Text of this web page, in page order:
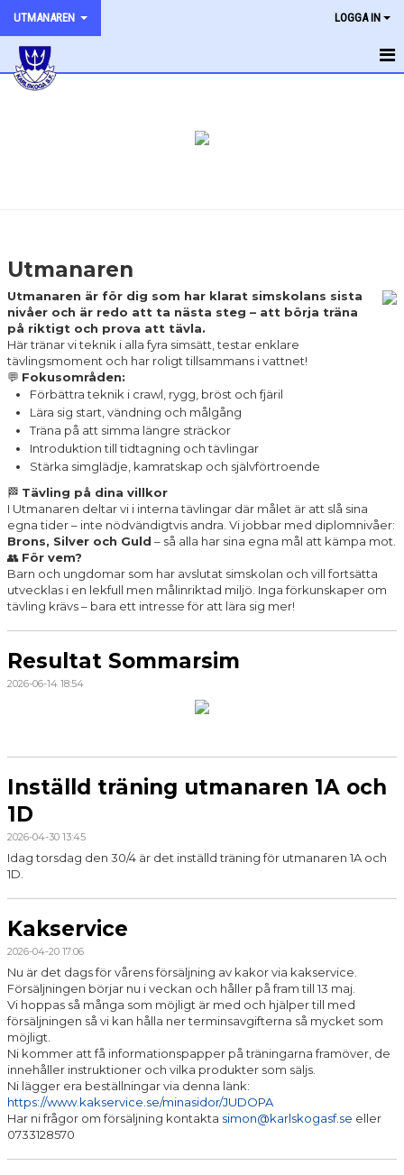
UTMANAREN LOGGA IN
HEM
Utmanaren
Utmanaren är för dig som har klarat simskolans sista
nivåer och är redo att ta nästa steg – att börja träna
på riktigt och prova att tävla.
Här tränar vi teknik i alla fyra simsätt, testar enklare
tävlingsmoment och har roligt tillsammans i vattnet!
💬 Fokusområden:
Förbättra teknik i crawl, rygg, bröst och fjäril
Lära sig start, vändning och målgång
Träna på att simma längre sträckor
Introduktion till tidtagning och tävlingar
Stärka simglädje, kamratskap och självförtroende
🏁 Tävling på dina villkor
I Utmanaren deltar vi i interna tävlingar där målet är att slå sina
egna tider – inte nödvändigtvis andra. Vi jobbar med diplomnivåer:
Brons, Silver och Guld – så alla har sina egna mål att kämpa mot.
👥 För vem?
Barn och ungdomar som har avslutat simskolan och vill fortsätta
utvecklas i en lekfull men målinriktad miljö. Inga förkunskaper om
tävling krävs – bara ett intresse för att lära sig mer!
Resultat Sommarsim
2026-06-14 18:54
Inställd träning utmanaren 1A och
1D
2026-04-30 13:45
Idag torsdag den 30/4 är det inställd träning för utmanaren 1A och
1D.
Kakservice
2026-04-20 17:06
Nu är det dags för vårens försäljning av kakor via kakservice.
Försäljningen börjar nu i veckan och håller på fram till 13 maj.
Vi hoppas så många som möjligt är med och hjälper till med
försäljningen så vi kan hålla ner terminsavgifterna så mycket som
möjligt.
Ni kommer att få informationspapper på träningarna framöver, de
innehåller instruktioner och vilka produkter som säljs.
Ni lägger era beställningar via denna länk:
https://www.kakservice.se/minasidor/JUDOPA
Har ni frågor om försäljning kontakta simon@karlskogasf.se eller
0733128570